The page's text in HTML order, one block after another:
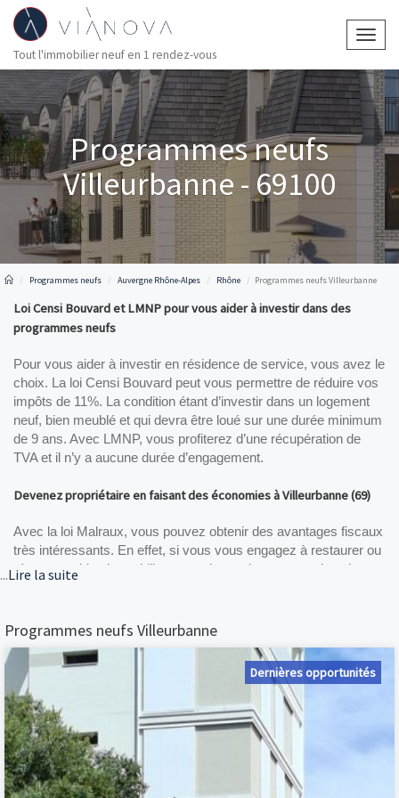
Tout l'immobilier neuf en 1 rendez-vous
Programmes neufs
Villeurbanne - 69100
Programmes neufs Auvergne Rhône-Alpes Rhône Programmes neufs Villeurbanne
Loi Censi Bouvard et LMNP pour vous aider à investir dans des
programmes neufs
Pour vous aider à investir en résidence de service, vous avez le
choix. La loi Censi Bouvard peut vous permettre de réduire vos
impôts de 11%. La condition étant d’investir dans un logement
neuf, bien meublé et qui devra être loué sur une durée minimum
de 9 ans. Avec LMNP, vous profiterez d’une récupération de
TVA et il n’y a aucune durée d’engagement.
Devenez propriétaire en faisant des économies à Villeurbanne (69)
Avec la loi Malraux, vous pouvez obtenir des avantages fiscaux
très intéressants. En effet, si vous vous engagez à restaurer ou
rénover un bien immobilier, vous devrez le mettre en location au
soit une réduction des impôts de 30 000€ par an.
Villeurbanne, le lieu où investir dans les programmes neufs
Villeurbanne est une commune située dans le département du
Rhône (69), limitrophe de Lyon. La ville est dynamique de par sa
proximité avec la métropole lyonnaise mais aussi grâce à sa
population. En effet, Villeurbanne est la commune de banlieue la
plus peuplée de France. Située en zone A, la ville est éligible au
dispositif Pinel, ce qui représente un atout de plus. Nos experts
...Lire la suite
Programmes neufs Villeurbanne
Dernières opportunités